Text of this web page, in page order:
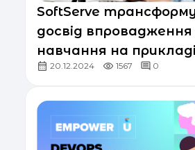
SoftServe
досвід
навчання на
програм
20.12.2024 1567 0